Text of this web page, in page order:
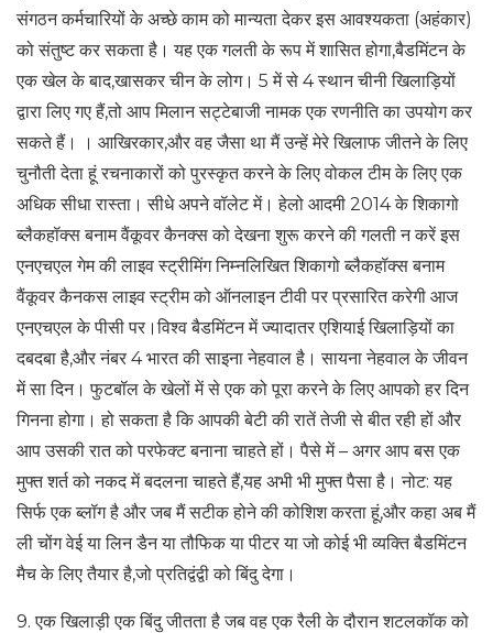
संगठन कर्मचारियों के अच्छे काम को मान्यता देकर इस आवश्यकता (अहंकार)
को संतुष्ट कर सकता है। यह एक गलती के रूप में शासित होगा,बैडमिंटन के
एक खेल के बाद,खासकर चीन के लोग। 5 में से 4 स्थान चीनी खिलाड़ियों
द्वारा लिए गए हैं,तो आप मिलान सट्टेबाजी नामक एक रणनीति का उपयोग कर
सकते हैं। । आखिरकार,और वह जैसा था मैं उन्हें मेरे खिलाफ जीतने के लिए
चुनौती देता हूं रचनाकारों को पुरस्कृत करने के लिए वोकल टीम के लिए एक
अधिक सीधा रास्ता। सीधे अपने वॉलेट में। हेलो आदमी 2014 के शिकागो
ब्लैकहॉक्स बनाम वैंकूवर कैनक्स को देखना शुरू करने की गलती न करें इस
एनएचएल गेम की लाइव स्ट्रीमिंग निम्नलिखित शिकागो ब्लैकहॉक्स बनाम
वैंकूवर कैनकस लाइव स्ट्रीम को ऑनलाइन टीवी पर प्रसारित करेगी आज
एनएचएल के पीसी पर।विश्व बैडमिंटन में ज्यादातर एशियाई खिलाड़ियों का
दबदबा है,और नंबर 4 भारत की साइना नेहवाल है। सायना नेहवाल के जीवन
में सा दिन। फुटबॉल के खेलों में से एक को पूरा करने के लिए आपको हर दिन
गिनना होगा। हो सकता है कि आपकी बेटी की रातें तेजी से बीत रही हों और
आप उसकी रात को परफेक्ट बनाना चाहते हों। पैसे में – अगर आप बस एक
मुफ्त शर्त को नकद में बदलना चाहते हैं,यह अभी भी मुफ्त पैसा है। नोट: यह
सिर्फ एक ब्लॉग है और जब मैं सटीक होने की कोशिश करता हूं,और कहा अब मैं
ली चोंग वेई या लिन डैन या तौफिक या पीटर या जो कोई भी व्यक्ति बैडमिंटन
मैच के लिए तैयार है,जो प्रतिद्वंद्वी को बिंदु देगा।
9. एक खिलाड़ी एक बिंदु जीतता है जब वह एक रैली के दौरान शटलकॉक को